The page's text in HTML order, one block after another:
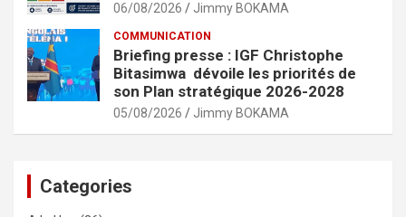
06/08/2026 Jimmy BOKAMA
COMMUNICATION
Briefing presse : IGF Christophe
Bitasimwa dévoile les priorités de
son Plan stratégique 2026-2028
05/08/2026 Jimmy BOKAMA
Categories